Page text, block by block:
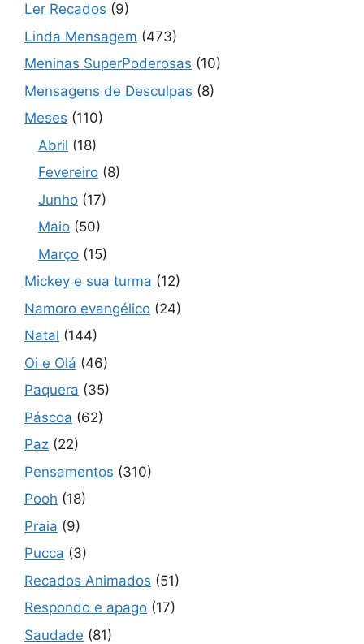
Ler Recados (9)
Linda Mensagem (473)
Meninas SuperPoderosas (10)
Mensagens de Desculpas (8)
Meses (110)
Abril (18)
Fevereiro (8)
Junho (17)
Maio (50)
Março (15)
Mickey e sua turma (12)
Namoro evangélico (24)
Natal (144)
Oi e Olá (46)
Paquera (35)
Páscoa (62)
Paz (22)
Pensamentos (310)
Pooh (18)
Praia (9)
Pucca (3)
Recados Animados (51)
Respondo e apago (17)
Saudade (81)